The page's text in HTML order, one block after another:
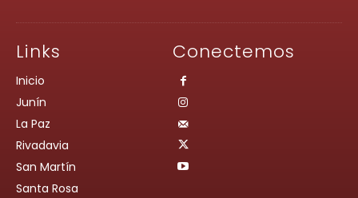
Links
Inicio
Junín
La Paz
Rivadavia
San Martín
Santa Rosa
Conectemos